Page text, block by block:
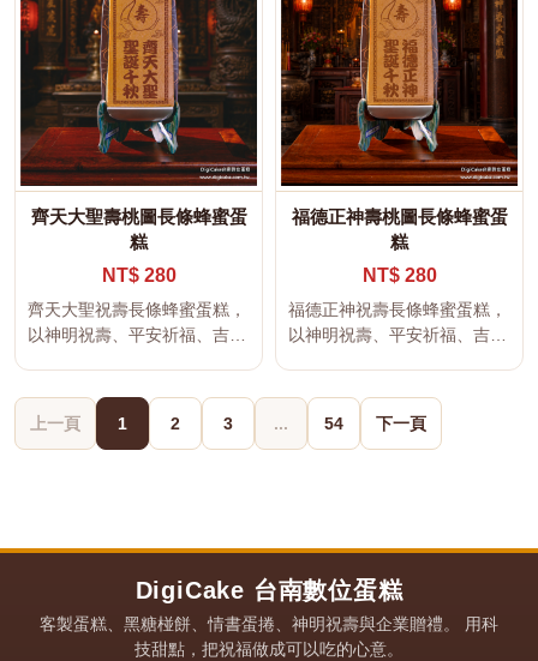
齊天大聖壽桃圖長條蜂蜜蛋
糕
NT$ 280
齊天大聖祝壽長條蜂蜜蛋糕，
以神明祝壽、平安祈福、吉祥
福德正神壽桃圖長條蜂蜜蛋
糕
NT$ 280
福德正神祝壽長條蜂蜜蛋糕，
以神明祝壽、平安祈福、吉祥
上一頁
1 2 3 ... 54 下一頁
DigiCake 台南數位蛋糕
客製蛋糕、黑糖椪餅、情書蛋捲、神明祝壽與企業贈禮。 用科
技甜點，把祝福做成可以吃的心意。